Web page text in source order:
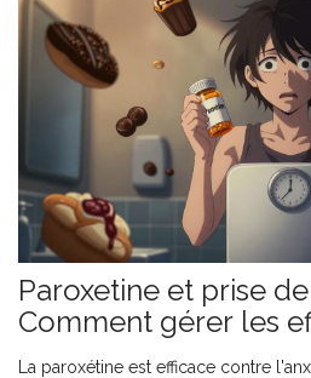
Paroxetine et prise
Comment gérer les
métaboliques
La paroxétine est efficace contre